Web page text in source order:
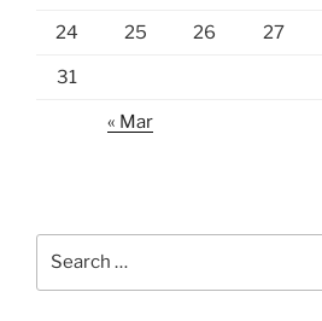
24 25 26 27
31
« Mar